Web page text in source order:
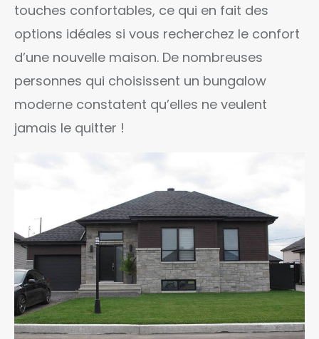
touches confortables, ce qui en fait des
options idéales si vous recherchez le confort
d’une nouvelle maison. De nombreuses
personnes qui choisissent un bungalow
moderne constatent qu’elles ne veulent
jamais le quitter !